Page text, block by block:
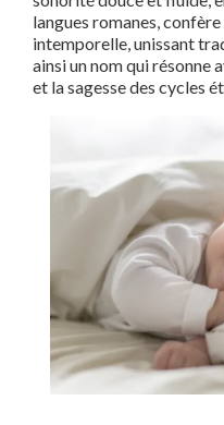
langues romanes,
intemporelle, unissant
ainsi un nom qui résonne
et la sagesse des cycles